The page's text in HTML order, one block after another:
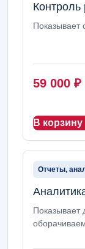
Показывает
59 000 ₽
В корзину
Отчеты,
Показывает